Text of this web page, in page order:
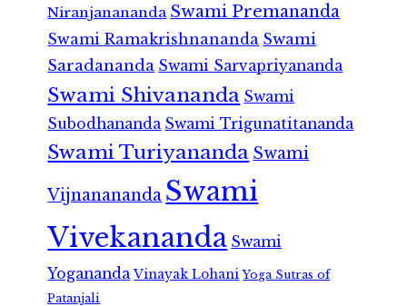
Niranjanananda Swami Premananda
Swami Ramakrishnananda Swami
Saradananda Swami Sarvapriyananda
Swami Shivananda Swami
Subodhananda Swami Trigunatitananda
Swami Turiyananda Swami
Vijnanananda Swami
Vivekananda Swami
Yogananda Vinayak Lohani Yoga Sutras of
Patanjali